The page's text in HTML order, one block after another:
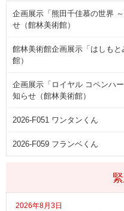
2026年8月3日
企画展示「熊田千佳慕の世界
せ（館林美術館）
館林美術館企画展示「はしも
館）
企画展示「ロイヤル コペンハ
知らせ（館林美術館）
2026‐F051 ワンタンくん
2026‐F059 フランベくん